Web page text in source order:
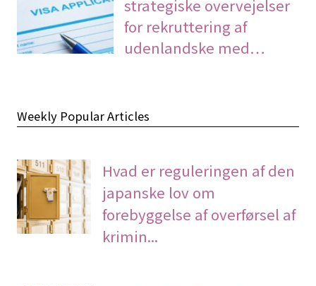
strategiske overvejelser
for rekruttering af
udenlandske med…
Weekly Popular Articles
Hvad er reguleringen af den
japanske lov om
forebyggelse af overførsel af
krimin...